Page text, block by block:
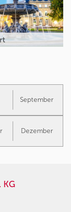
September
Dezember
KG